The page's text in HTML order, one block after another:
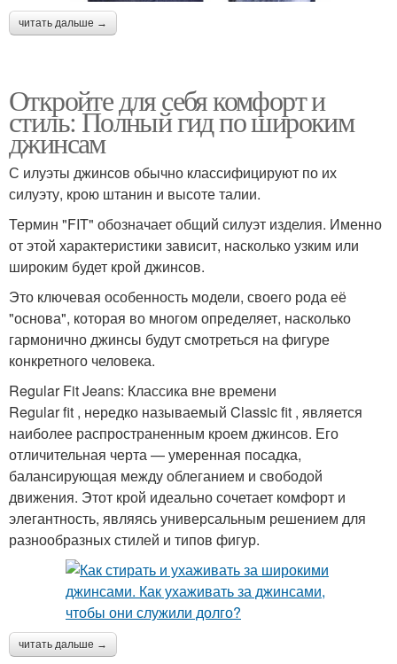
читать дальше →
Откройте для себя комфорт и
стиль: Полный гид по широким
джинсам
С илуэты джинсов обычно классифицируют по их
силуэту, крою штанин и высоте талии.
Термин "FIT" обозначает общий силуэт изделия. Именно
от этой характеристики зависит, насколько узким или
широким будет крой джинсов.
Это ключевая особенность модели, своего рода её
"основа", которая во многом определяет, насколько
гармонично джинсы будут смотреться на фигуре
конкретного человека.
Regular Fit Jeans: Классика вне времени
Regular fit , нередко называемый Classic fit , является
наиболее распространенным кроем джинсов. Его
отличительная черта — умеренная посадка,
балансирующая между облеганием и свободой
движения. Этот крой идеально сочетает комфорт и
элегантность, являясь универсальным решением для
разнообразных стилей и типов фигур.
читать дальше →